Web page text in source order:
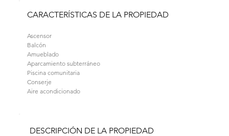
CARACTERÍSTICAS DE LA PROPIEDAD
Ascensor
Balcón
Amueblado
Aparcamiento subterráneo
Piscina comunitaria
Conserje
Aire acondicionado
DESCRIPCIÓN DE LA PROPIEDAD